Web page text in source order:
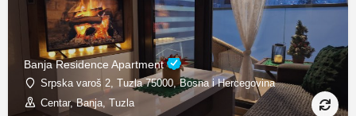
Banja Residence Apartment
Srpska varoš 2, Tuzla 75000, Bosna i Hercegovina
Centar, Banja, Tuzla